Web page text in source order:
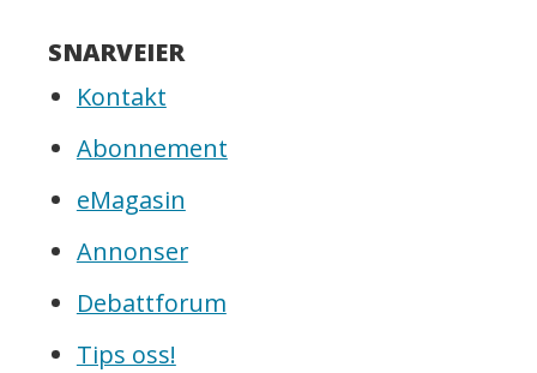
SNARVEIER
Kontakt
Abonnement
eMagasin
Annonser
Debattforum
Tips oss!